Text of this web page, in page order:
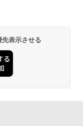
表示させる